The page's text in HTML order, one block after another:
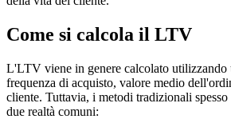
Come si calcola il LTV
L'LTV viene in genere calcolato utilizzando
frequenza di acquisto, valore medio
cliente. Tuttavia, i metodi tradizionali
due realtà comuni: